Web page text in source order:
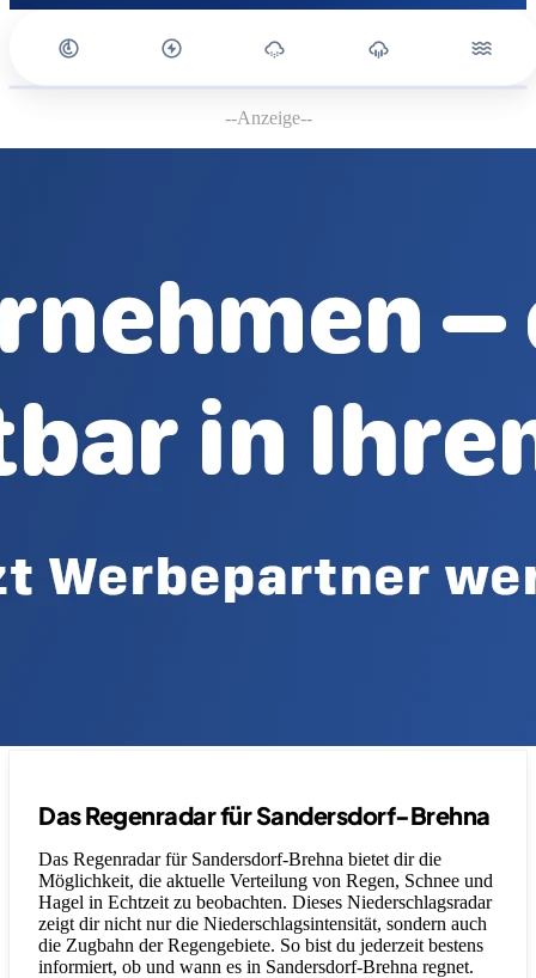
--Anzeige--
Das Regenradar für Sandersdorf-Brehna
Das Regenradar für Sandersdorf-Brehna bietet dir die
Möglichkeit, die aktuelle Verteilung von Regen, Schnee und
Hagel in Echtzeit zu beobachten. Dieses Niederschlagsradar
zeigt dir nicht nur die Niederschlagsintensität, sondern auch
die Zugbahn der Regengebiete. So bist du jederzeit bestens
informiert, ob und wann es in Sandersdorf-Brehna regnet.